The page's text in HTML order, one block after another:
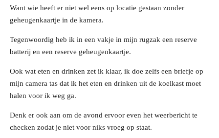
Want wie heeft er niet wel eens op locatie gestaan zonder
geheugenkaartje in de kamera.
Tegenwoordig heb ik in een vakje in mijn rugzak een reserve
batterij en een reserve geheugenkaartje.
Ook wat eten en drinken zet ik klaar, ik doe zelfs een briefje op
mijn camera tas dat ik het eten en drinken uit de koelkast moet
halen voor ik weg ga.
Denk er ook aan om de avond ervoor even het weerbericht te
checken zodat je niet voor niks vroeg op staat.